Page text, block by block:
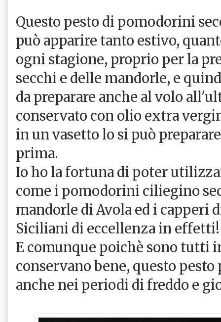
Questo pesto di pomodorini
può apparire tanto estivo,
ogni stagione, proprio per la
secchi e delle mandorle, e
da preparare anche al volo
conservato con olio extra
in un vasetto lo si può
prima.
Io ho la fortuna di poter
come i pomodorini ciliegino
mandorle di Avola ed i
Siciliani di eccellenza in effetti!
E comunque poichè sono tutti
conservano bene, questo
anche nei periodi di freddo e